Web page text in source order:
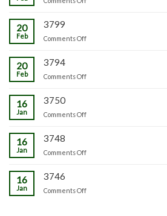
مکئی
20
Feb
3799
Comments Offon
20
Feb
3794
Comments Offon
16
Jan
3750
Comments Offon
16
Jan
3748
Comments Offon
16
Jan
3746
Comments Offon